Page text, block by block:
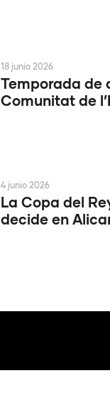
Temporada de
Comunitat de
18 junio 2026
La Copa del
decide en
4 junio 2026